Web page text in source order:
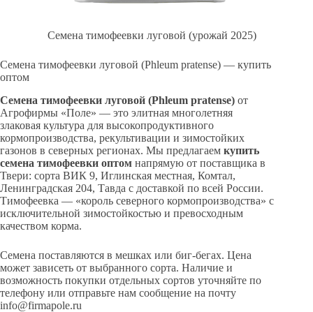
Семена тимофеевки луговой (урожай 2025)
Семена тимофеевки луговой (Phleum pratense) — купить
оптом
Семена тимофеевки луговой (Phleum pratense) от
Агрофирмы «Поле» — это элитная многолетняя
злаковая культура для высокопродуктивного
кормопроизводства, рекультивации и зимостойких
газонов в северных регионах. Мы предлагаем купить
семена тимофеевки оптом напрямую от поставщика в
Твери: сорта ВИК 9, Иглинская местная, Комтал,
Ленинградская 204, Тавда с доставкой по всей России.
Тимофеевка — «король северного кормопроизводства» с
исключительной зимостойкостью и превосходным
качеством корма.
Семена поставляются в мешках или биг-бегах. Цена
может зависеть от выбранного сорта. Наличие и
возможность покупки отдельных сортов уточняйте по
телефону или отправьте нам сообщение на почту
info@firmapole.ru